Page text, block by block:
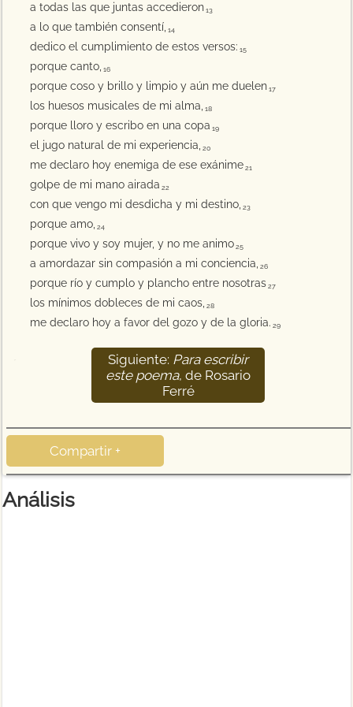
a todas las que juntas accedieron 13
a lo que también consentí, 14
dedico el cumplimiento de estos versos: 15
porque canto, 16
porque coso y brillo y limpio y aún me duelen 17
los huesos musicales de mi alma, 18
porque lloro y escribo en una copa 19
el jugo natural de mi experiencia, 20
me declaro hoy enemiga de ese exánime 21
golpe de mi mano airada 22
con que vengo mi desdicha y mi destino, 23
porque amo, 24
porque vivo y soy mujer, y no me animo 25
a amordazar sin compasión a mi conciencia, 26
porque río y cumplo y plancho entre nosotras 27
los mínimos dobleces de mi caos, 28
me declaro hoy a favor del gozo y de la gloria. 29
Siguiente: Para escribir
este poema, de Rosario
Ferré
Compartir +
Análisis